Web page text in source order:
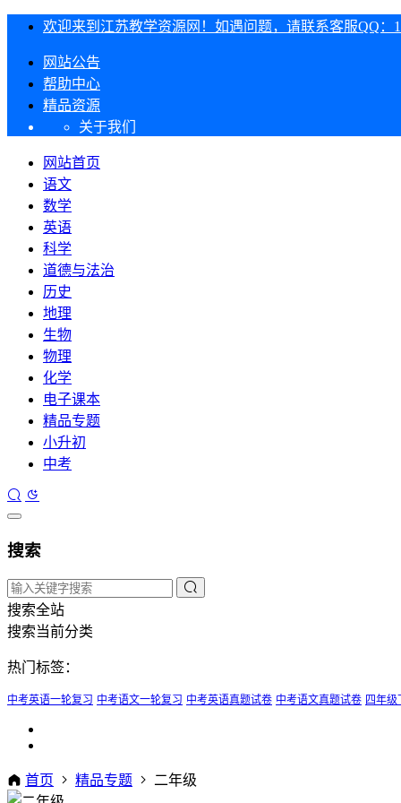
欢迎来到江苏教学资源网！如遇问题，请联系客服QQ：
网站公告
帮助中心
精品资源
关于我们
网站首页
语文
数学
英语
科学
道德与法治
历史
地理
生物
物理
化学
电子课本
精品专题
小升初
中考
搜索
搜索全站
搜索当前分类
热门标签：
中考英语一轮复习 中考语文一轮复习 中考英语真题试卷 中考语文真题试卷 四年级
首页 精品专题 二年级